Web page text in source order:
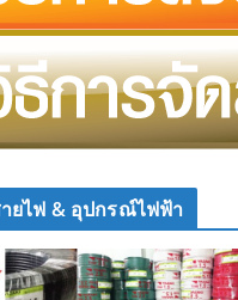
ยไฟ & อุปกรณ์ไฟฟ้า